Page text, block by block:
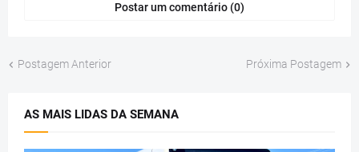
Postar um comentário (0)
Postagem Anterior Próxima Postagem
AS MAIS LIDAS DA SEMANA